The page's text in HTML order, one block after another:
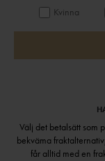
Kvinna
Välj det betalsätt som
bekväma
får alltid med en